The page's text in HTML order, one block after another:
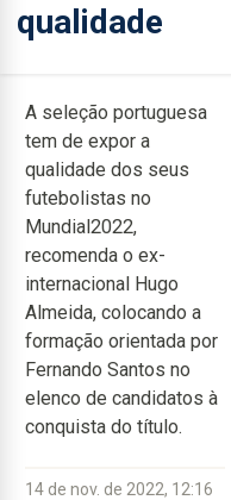
qualidade
A seleção portuguesa
tem de expor a
qualidade dos seus
futebolistas no
Mundial2022,
recomenda o ex-
internacional Hugo
Almeida, colocando a
formação orientada por
Fernando Santos no
elenco de candidatos à
conquista do título.
14 de nov. de 2022, 12:16